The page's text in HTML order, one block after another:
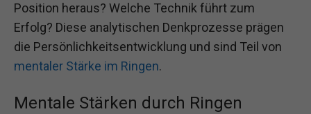
Position heraus? Welche Technik führt zum
Erfolg? Diese analytischen Denkprozesse prägen
die Persönlichkeitsentwicklung und sind Teil von
mentaler Stärke im Ringen.
Mentale Stärken durch Ringen